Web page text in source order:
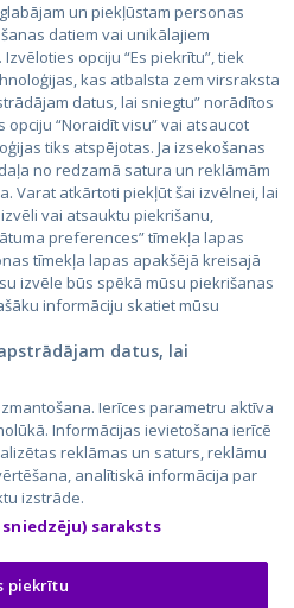
CVbankas.lt
Kainos.lt
Paslaugos.lt
auto24.ee
Osta.ee
KuldneBörs.ee
un piekļūstam personas
datiem vai unikālajiem
opciju “Es piekrītu”, tiek
kas atbalsta zem virsraksta
datus, lai sniegtu” norādītos
“Noraidīt visu” vai atsaucot
tiks atspējotas. Ja izsekošanas
no redzamā satura un reklāmām
Varat atkārtoti piekļūt šai izvēlnei, lai
vai atsauktu piekrišanu,
preferences” tīmekļa lapas
tīmekļa lapas apakšējā kreisajā
izvēle būs spēkā mūsu piekrišanas
informāciju skatiet mūsu
datus, lai
Ierīces parametru aktīva
Informācijas ievietošana ierīcē
reklāmas un saturs, reklāmu
analītiskā informācija par
izstrāde.
saraksts
piekrītu